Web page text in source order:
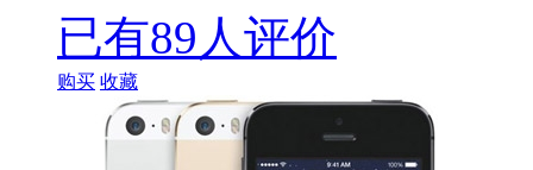
已有89人评价
购买 收藏